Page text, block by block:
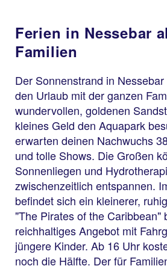
Ferien in Nessebar
Familien
Der Sonnenstrand in
den Urlaub mit der ganzen
wundervollen, goldenen
kleines Geld den Aquapark
erwarten deinen Nachwuchs
und tolle Shows. Die Großen
Sonnenliegen und
zwischenzeitlich entspannen.
befindet sich ein kleinerer,
"The Pirates of the Caribbean"
reichhaltiges Angebot mit
jüngere Kinder. Ab 16 Uhr
noch die Hälfte. Der für